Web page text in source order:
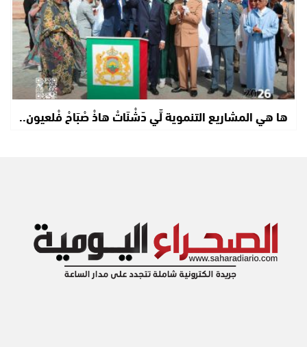
ها هي المشاريع التنموية لِّي دّشْنَاتْ هاذْ صْبَاحْ فْلعيون..